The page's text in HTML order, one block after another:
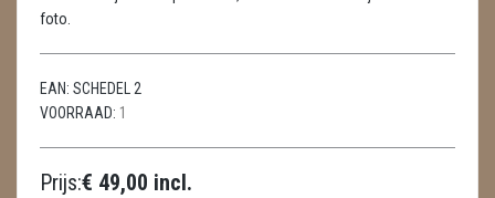
ZAKJES WATER ELIXERS
foto.
EAN: SCHEDEL 2
VOORRAAD: 1
Prijs:€ 49,00 incl.